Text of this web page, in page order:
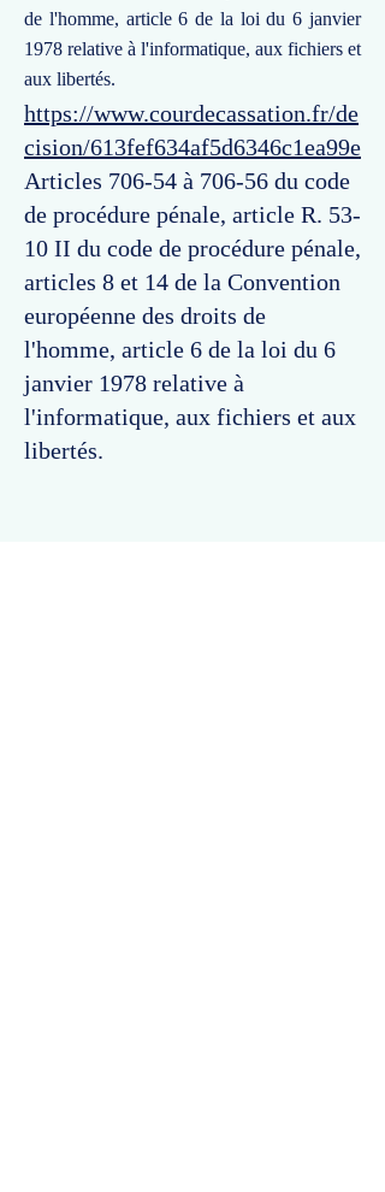
de l'homme, article 6 de la loi du 6 janvier
1978 relative à l'informatique, aux fichiers et
aux libertés.
https://www.courdecassation.fr/de
cision/613fef634af5d6346c1ea99e
Articles 706-54 à 706-56 du code
de procédure pénale, article R. 53-
10 II du code de procédure pénale,
articles 8 et 14 de la Convention
européenne des droits de
l'homme, article 6 de la loi du 6
janvier 1978 relative à
l'informatique, aux fichiers et aux
libertés.